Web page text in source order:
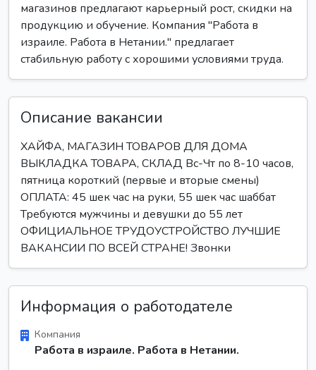
магазинов предлагают карьерный рост, скидки на
продукцию и обучение. Компания "Работа в
израиле. Работа в Нетании." предлагает
стабильную работу с хорошими условиями труда.
Описание вакансии
ХАЙФА, МАГАЗИН ТОВАРОВ ДЛЯ ДОМА
ВЫКЛАДКА ТОВАРА, СКЛАД Вс-Чт по 8-10 часов,
пятница короткий (первые и вторые смены)
ОПЛАТА: 45 шек час на руки, 55 шек час шаббат
Требуются мужчины и девушки до 55 лет
ОФИЦИАЛЬНОЕ ТРУДОУСТРОЙСТВО ЛУЧШИЕ
ВАКАНСИИ ПО ВСЕЙ СТРАНЕ! Звонки
Информация о работодателе
Компания
Работа в израиле. Работа в Нетании.